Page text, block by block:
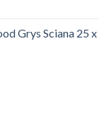
Grys Sciana 25 x